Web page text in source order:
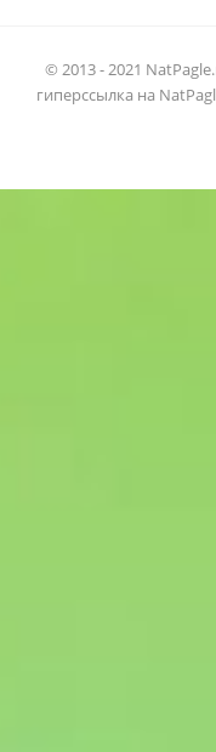
© 2013 - 2021
гиперссылка на